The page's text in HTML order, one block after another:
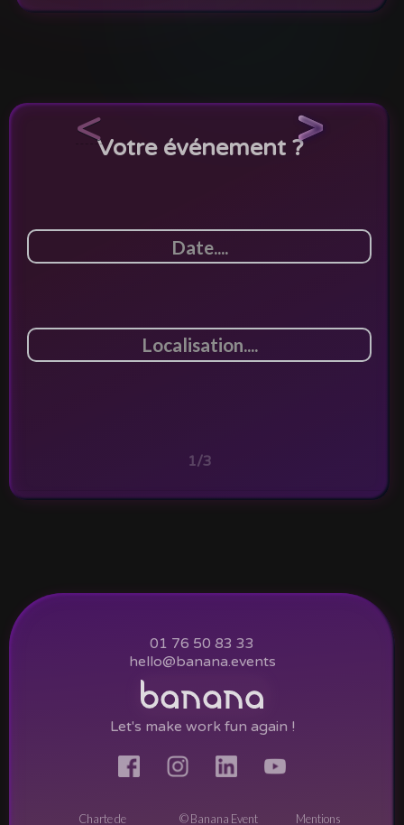
Votre événement ?
1/3
< >
01 76 50 83 33
hello@banana.events
Let's make work fun again !
Charte de © Banana Event Mentions